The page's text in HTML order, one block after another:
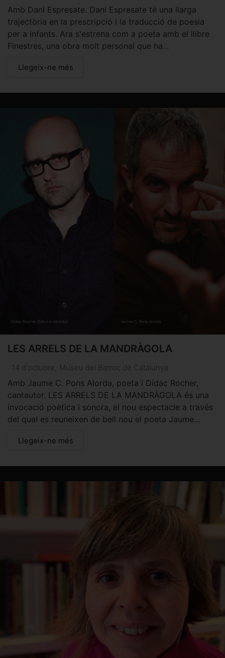
Amb Dani Espresate. Dani Espresate té una llarga
trajectòria en la prescripció i la traducció de poesia
per a infants. Ara s'estrena com a poeta amb el llibre
Finestres, una obra molt personal que ha...
Llegeix-ne més
LES ARRELS DE LA MANDRÀGOLA
14 d'octubre Museu del Barroc de Catalunya
Amb Jaume C. Pons Alorda, poeta i Dídac Rocher,
cantautor. LES ARRELS DE LA MANDRÀGOLA és una
invocació poètica i sonora, el nou espectacle a través
del qual es reuneixen de bell nou el poeta Jaume...
Llegeix-ne més